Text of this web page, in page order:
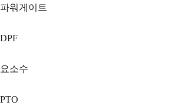
파워게이트
DPF
요소수
PTO